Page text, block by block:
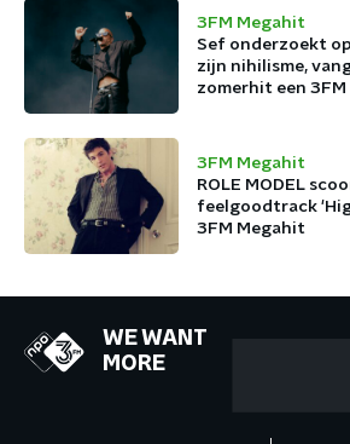
3FM Megahit
Sef onderzoekt
zijn nihilisme,
zomerhit een
3FM Megahit
ROLE MODEL
feelgoodtrack
3FM Megahit
WE WANT
MORE